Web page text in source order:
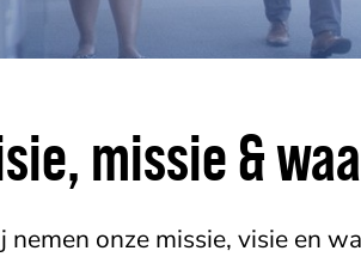
missie &
nemen onze missie, visie en